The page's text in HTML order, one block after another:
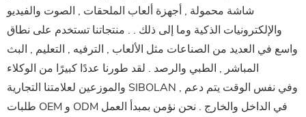
شاشة محمولة , أجهزة ألعاب الملحقات , الصوت والفيديو
والإلكترونيات الذكية وما إلى ذلك . . منتجاتنا تستخدم على نطاق
واسع في العديد من الصناعات مثل الألعاب , الترفيه , التعليم , البث
المباشر , الطبي والرصد . لقد طورنا عددًا كبيرًا من الوكلاء
والموزعين لعلامتنا التجارية SIBOLAN , وفي نفس الوقت يتم دعم
طلبات OEM و ODM في الداخل والخارج . نحن نؤمن بمبدأ العمل